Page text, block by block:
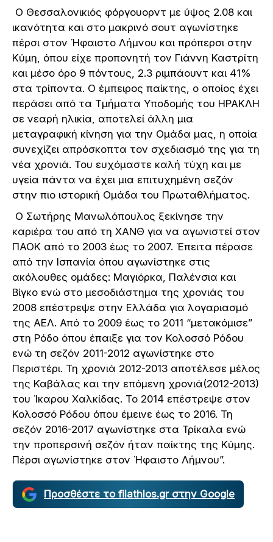
Ο Θεσσαλονικιός φόργουορντ με ύψος 2.08 και
ικανότητα και στο μακρινό σουτ αγωνίστηκε
πέρσι στον Ήφαιστο Λήμνου και πρόπερσι στην
Κύμη, όπου είχε προπονητή τον Γιάννη Καστρίτη
και μέσο όρο 9 πόντους, 2.3 ριμπάουντ και 41%
στα τρίποντα. Ο έμπειρος παίκτης, ο οποίος έχει
περάσει από τα Τμήματα Υποδομής του ΗΡΑΚΛΗ
σε νεαρή ηλικία, αποτελεί άλλη μια
μεταγραφική κίνηση για την Ομάδα μας, η οποία
συνεχίζει απρόσκοπτα τον σχεδιασμό της για τη
νέα χρονιά. Του ευχόμαστε καλή τύχη και με
υγεία πάντα να έχει μια επιτυχημένη σεζόν
στην πιο ιστορική Ομάδα του Πρωταθλήματος.
Ο Σωτήρης Μανωλόπουλος ξεκίνησε την
καριέρα του από τη ΧΑΝΘ για να αγωνιστεί στον
ΠΑΟΚ από το 2003 έως το 2007. Έπειτα πέρασε
από την Ισπανία όπου αγωνίστηκε στις
ακόλουθες ομάδες: Μαγιόρκα, Παλένσια και
Βίγκο ενώ στο μεσοδιάστημα της χρονιάς του
2008 επέστρεψε στην Ελλάδα για λογαριασμό
της ΑΕΛ. Από το 2009 έως το 2011 “μετακόμισε”
στη Ρόδο όπου έπαιξε για τον Κολοσσό Ρόδου
ενώ τη σεζόν 2011-2012 αγωνίστηκε στο
Περιστέρι. Τη χρονιά 2012-2013 αποτέλεσε μέλος
της Καβάλας και την επόμενη χρονιά(2012-2013)
του Ίκαρου Χαλκίδας. Το 2014 επέστρεψε στον
Κολοσσό Ρόδου όπου έμεινε έως το 2016. Τη
σεζόν 2016-2017 αγωνίστηκε στα Τρίκαλα ενώ
την προπερσινή σεζόν ήταν παίκτης της Κύμης.
Πέρσι αγωνίστηκε στον Ήφαιστο Λήμνου”.
Προσθέστε το filathlos.gr στην Google